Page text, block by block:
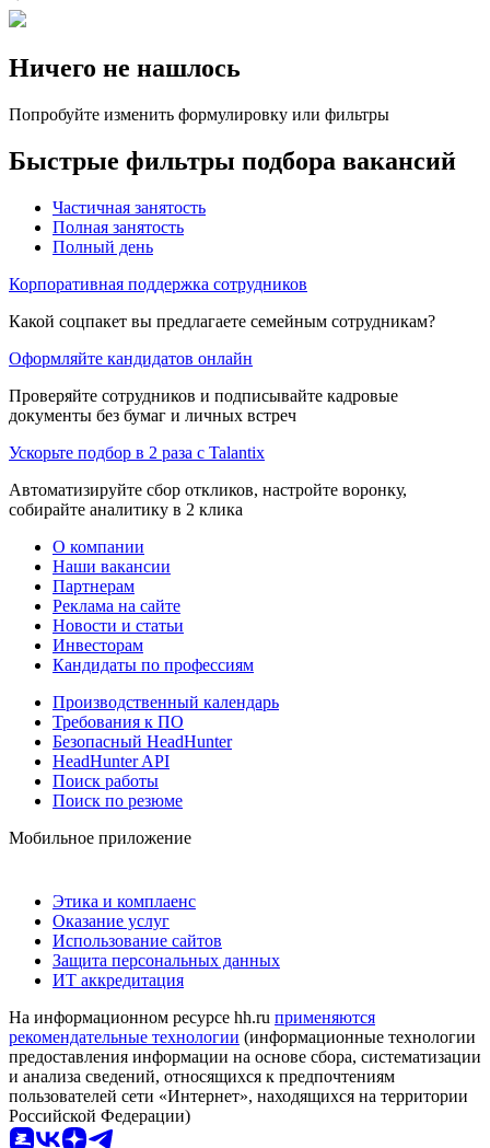
Ничего не нашлось
Попробуйте изменить формулировку или фильтры
Быстрые фильтры подбора вакансий
Частичная занятость
Полная занятость
Полный день
Корпоративная поддержка сотрудников
Какой соцпакет вы предлагаете семейным сотрудникам?
Оформляйте кандидатов онлайн
Проверяйте сотрудников и подписывайте кадровые
документы без бумаг и личных встреч
Ускорьте подбор в 2 раза с Talantix
Автоматизируйте сбор откликов, настройте воронку,
собирайте аналитику в 2 клика
О компании
Наши вакансии
Партнерам
Реклама на сайте
Новости и статьи
Инвесторам
Кандидаты по профессиям
Производственный календарь
Требования к ПО
Безопасный HeadHunter
HeadHunter API
Поиск работы
Поиск по резюме
Мобильное приложение
Этика и комплаенс
Оказание услуг
Использование сайтов
Защита персональных данных
ИТ аккредитация
На информационном ресурсе hh.ru применяются
рекомендательные технологии (информационные технологии
предоставления информации на основе сбора, систематизации
и анализа сведений, относящихся к предпочтениям
пользователей сети «Интернет», находящихся на территории
Российской Федерации)